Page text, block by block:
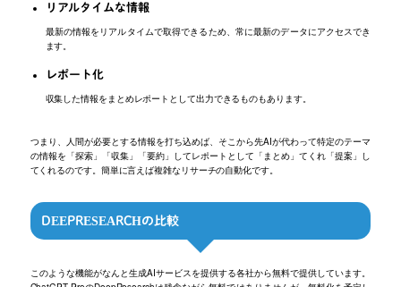
リアルタイムな情報
最新の情報をリアルタイムで取得できるため、常に最新のデータにアクセスでき
ます。
レポート化
収集した情報をまとめレポートとして出力できるものもあります。
つまり、人間が必要とする情報を打ち込めば、そこから先AIが代わって特定のテーマ
の情報を「探索」「収集」「要約」してレポートとして「まとめ」てくれ「提案」し
てくれるのです。簡単に言えば複雑なリサーチの自動化です。
DEEPRESEARCHの比較
このような機能がなんと生成AIサービスを提供する各社から無料で提供しています。